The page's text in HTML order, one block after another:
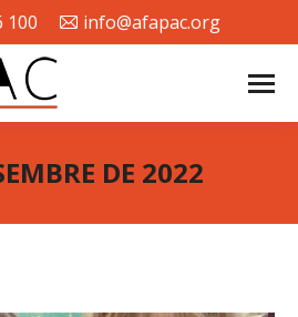
100 info@afapac.org
DE 2022